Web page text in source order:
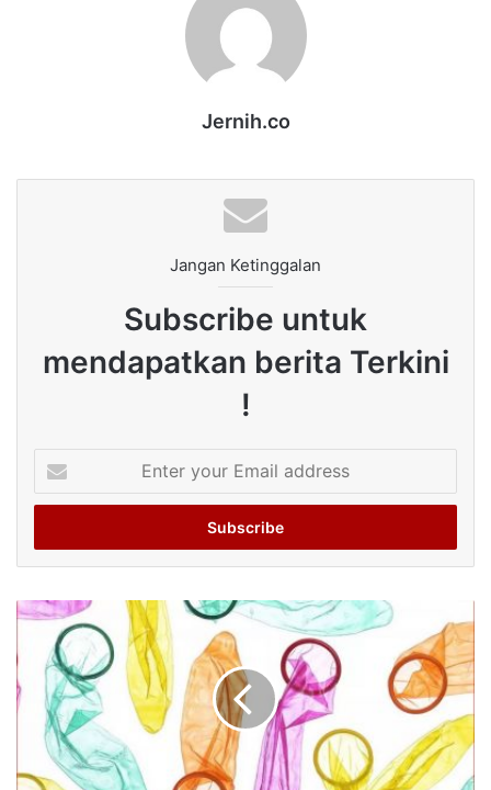
Jernih.co
Jangan Ketinggalan
Subscribe untuk
mendapatkan berita Terkini
!
your
Email